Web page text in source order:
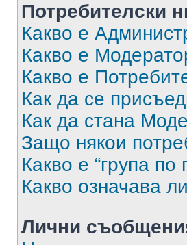
Потребителски
Какво е
Какво е
Какво е
Как да се
Как да стана
Защо някои
Какво е “група по
Какво означава
Лични